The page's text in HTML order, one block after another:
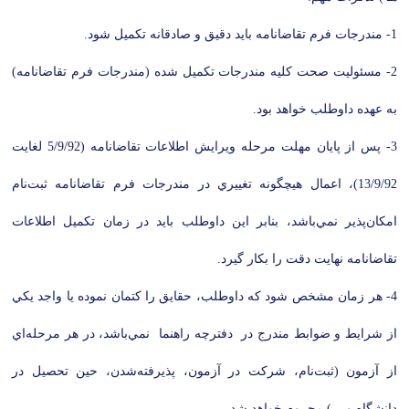
1- مندرجات فرم تقاضانامه بايد دقيق و صادقانه تكميل شود.
2- مسئوليت‌ صحت‌ كليه‌ مندرجات‌ تكميل‌ شده‌ (مندرجات‌ فرم‌ تقاضانامه)
به‌ عهده‌ داوطلب‌ خواهد بود.
3- پس از پايان مهلت مرحله ويرايش اطلاعات تقاضانامه (5/9/92 لغايت
13/9/92)، اعمال هيچگونه تغييري در مندرجات فرم‌ تقاضانامه‌ ثبت‌نام
امكان‌پذير نمي‌باشد، بنابر اين‌ داوطلب‌ بايد در زمان تكميل اطلاعات
تقاضانامه نهايت دقت را بكار گيرد.
4- هر زمان‌ مشخص‌ شود كه‌ داوطلب،‌ حقايق‌ را كتمان‌ نموده‌ يا واجد يكي‌
از شرايط و ضوابط مندرج‌ در دفترچه‌ راهنما نمي‌باشد، در هر مرحله‌اي‌
از آزمون‌ (ثبت‌نام‌، شركت‌ در آزمون‌، پذيرفته‌شدن‌، حين‌ تحصيل‌ در